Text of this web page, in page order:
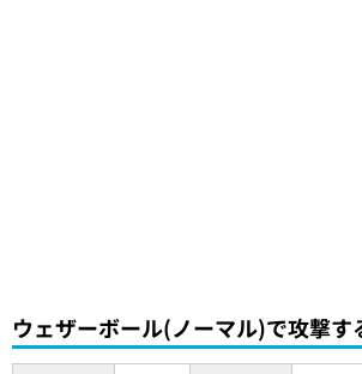
ウェザーボール(ノーマル)で攻撃す